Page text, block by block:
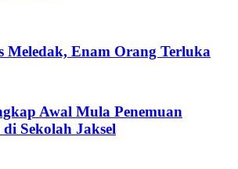
Meledak, Enam Orang Terluka
Awal Mula Penemuan
Sekolah Jaksel